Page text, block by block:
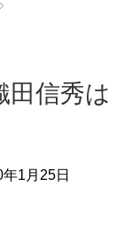
田信秀は
1月25日